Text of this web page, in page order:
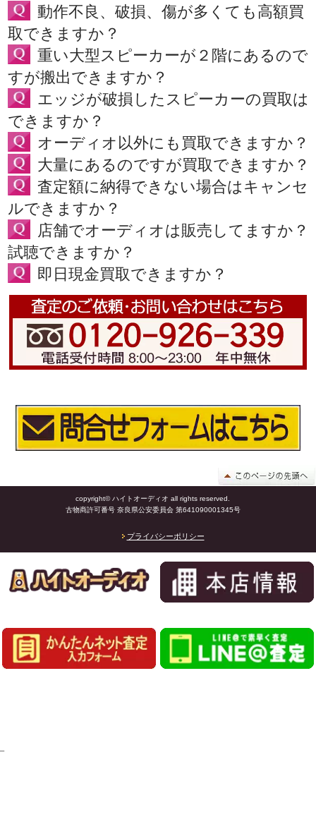
動作不良、破損、傷が多くても高額買
取できますか？
重い大型スピーカーが２階にあるので
すが搬出できますか？
エッジが破損したスピーカーの買取は
できますか？
オーディオ以外にも買取できますか？
大量にあるのですが買取できますか？
査定額に納得できない場合はキャンセ
ルできますか？
店舗でオーディオは販売してますか？
試聴できますか？
即日現金買取できますか？
copyright© ハイトオーディオ all rights reserved.
古物商許可番号 奈良県公安委員会 第641090001345号
プライバシーポリシー